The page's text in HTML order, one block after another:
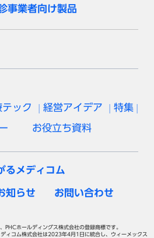
事業者向け製品
テック 経営アイデア 特集
お役立ち資料
るメディコム
知らせ お問い合わせ
ホールディングス株式会社の登録商標です。
ィコム株式会社は2023年4月1日に統合し、ウィーメックス